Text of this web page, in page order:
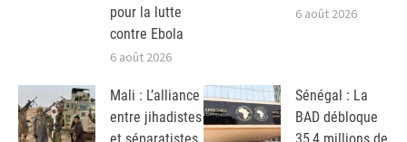
pour la lutte
contre Ebola
6 août 2026
6 août 2026
Mali : L’alliance
entre jihadistes
Sénégal : La
BAD débloque